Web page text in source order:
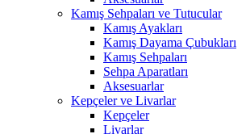
Kamış Sehpaları ve Tutucular
Kamış Ayakları
Kamış Dayama Çubukları
Kamış Sehpaları
Sehpa Aparatları
Aksesuarlar
Kepçeler ve Livarlar
Kepçeler
Livarlar